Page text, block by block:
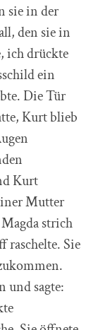
sie in der
den sie in
ich drückte
ein
Die Tür
Kurt blieb
Kurt
Mutter
strich
raschelte. Sie
und sagte: